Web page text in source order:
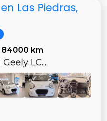
Las Piedras,
84000 km
LC...